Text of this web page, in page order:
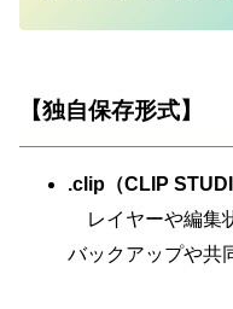
【独自保存形式】
.clip（CLIP
レイヤーや編集
バックアップや共